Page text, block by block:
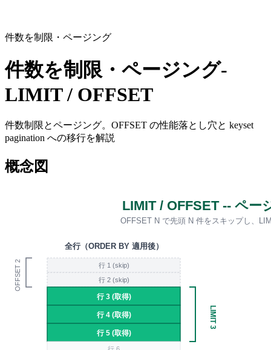
件数を制限・ページング
件数を制限・ページング-
LIMIT / OFFSET
件数制限とページング。OFFSET の性能落とし穴と keyset
pagination への移行を解説
概念図